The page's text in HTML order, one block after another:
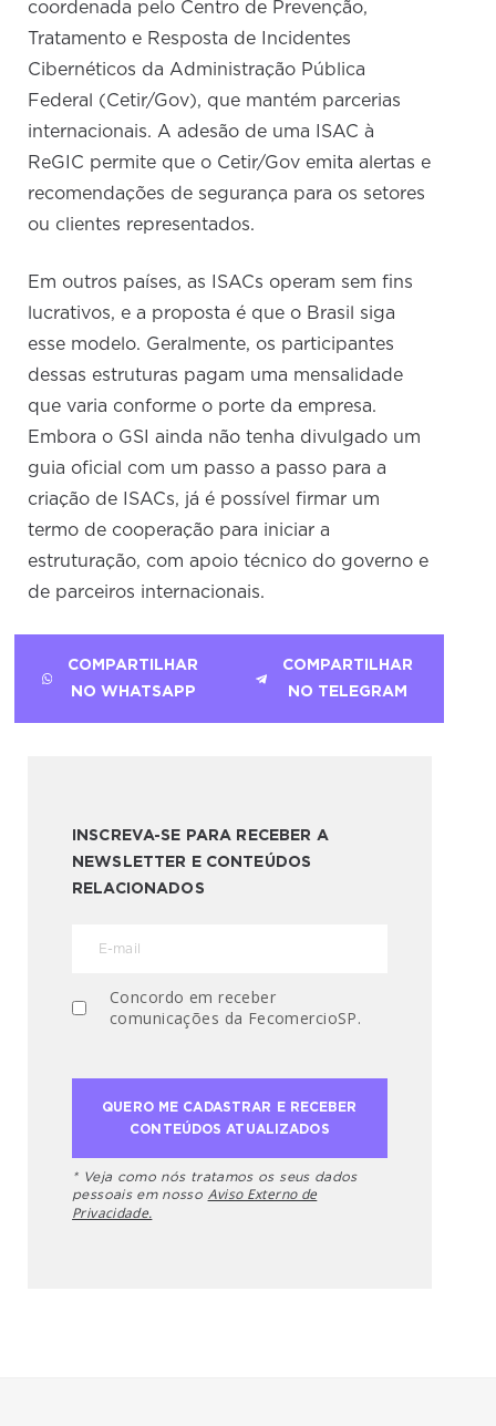
coordenada pelo Centro de Prevenção,
Tratamento e Resposta de Incidentes
Cibernéticos da Administração Pública
Federal (Cetir/Gov), que mantém parcerias
internacionais. A adesão de uma ISAC à
ReGIC permite que o Cetir/Gov emita alertas e
recomendações de segurança para os setores
ou clientes representados.
Em outros países, as ISACs operam sem fins
lucrativos, e a proposta é que o Brasil siga
esse modelo. Geralmente, os participantes
dessas estruturas pagam uma mensalidade
que varia conforme o porte da empresa.
Embora o GSI ainda não tenha divulgado um
guia oficial com um passo a passo para a
criação de ISACs, já é possível firmar um
termo de cooperação para iniciar a
estruturação, com apoio técnico do governo e
de parceiros internacionais.
COMPARTILHAR
NO WHATSAPP
COMPARTILHAR
NO TELEGRAM
INSCREVA-SE PARA RECEBER A
NEWSLETTER E CONTEÚDOS
RELACIONADOS
Concordo em receber
comunicações da FecomercioSP.
* Veja como nós tratamos os seus dados
pessoais em nosso Aviso Externo de
Privacidade.